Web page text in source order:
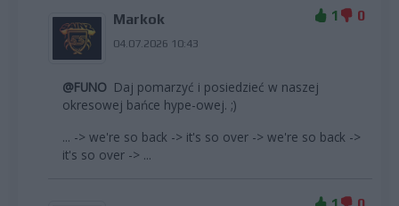
Markok
04.07.2026 10:43
1 0
@FUNO Daj pomarzyć i posiedzieć w naszej
okresowej bańce hype-owej. ;)
... -> we're so back -> it's so over -> we're so back ->
it's so over -> ...